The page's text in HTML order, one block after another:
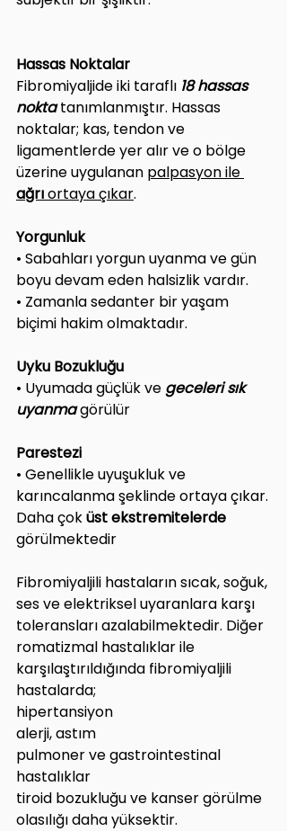
Hassas Noktalar
Fibromiyaljide iki taraflı 18 hassas
nokta tanımlanmıştır. Hassas
noktalar; kas, tendon ve
ligamentlerde yer alır ve o bölge
üzerine uygulanan palpasyon ile
ağrı ortaya çıkar.
Yorgunluk
• Sabahları yorgun uyanma ve gün
boyu devam eden halsizlik vardır.
• Zamanla sedanter bir yaşam
biçimi hakim olmaktadır.
Uyku Bozukluğu
• Uyumada güçlük ve geceleri sık
uyanma görülür
Parestezi
• Genellikle uyuşukluk ve
karıncalanma şeklinde ortaya çıkar.
Daha çok üst ekstremitelerde
görülmektedir
Fibromiyaljili hastaların sıcak, soğuk,
ses ve elektriksel uyaranlara karşı
toleransları azalabilmektedir. Diğer
romatizmal hastalıklar ile
karşılaştırıldığında fibromiyaljili
hastalarda;
hipertansiyon
alerji, astım
pulmoner ve gastrointestinal
hastalıklar
tiroid bozukluğu ve kanser görülme
olasılığı daha yüksektir.